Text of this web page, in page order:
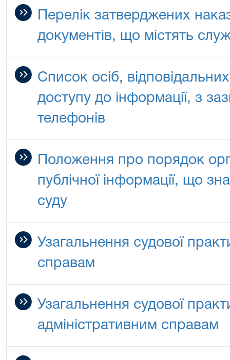
Перелік затверджених
документів, що містять
Список осіб,
доступу до інформації, з
телефонів
Положення про порядок
публічної інформації, що
суду
Узагальнення судової
справам
Узагальнення судової
адміністративним справам